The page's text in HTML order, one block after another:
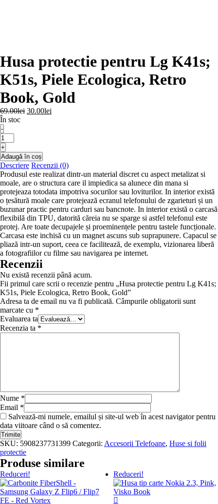
Husa protectie pentru Lg K41s;
K51s, Piele Ecologica, Retro
Book, Gold
69.00lei Prețul
30.00lei
În stoc
-
Cantitate
Husa
protectie
pentru
Lg
K41s;
K51s,
Piele
Ecologica,
Retro
Book,
Gold
+
Adaugă în coș
Descriere Recenzii (0)
Produsul este realizat dintr-un material discret cu aspect metalizat si
moale, are o structura care il impiedica sa alunece din mana si
protejeaza totodata impotriva socurilor sau loviturilor. In interior există
o țesătură moale care protejează ecranul telefonului de zgarieturi și un
buzunar practic pentru carduri sau bancnote. In interior există o carcasă
flexibilă din TPU, datorită căreia nu se sparge si astfel telefonul este
protej. Are toate decupajele și proeminențele pentru tastele funcționale.
Carcasa este inchisă cu un magnet ascuns sub suprapunere. Capacul se
pliază intr-un suport, ceea ce facilitează, de exemplu, vizionarea liberă
a fotografiilor cu filme sau navigarea pe internet.
Recenzii
Nu există recenzii până acum.
Fii primul care scrii o recenzie pentru „Husa protectie pentru Lg K41s;
K51s, Piele Ecologica, Retro Book, Gold”
Adresa ta de email nu va fi publicată. Câmpurile obligatorii sunt
marcate cu *
Evaluarea ta
Recenzia ta *
Nume *
Email *
Salvează-mi numele, emailul și site-ul web în acest navigator pentru
data viitoare când o să comentez.
SKU: 5908237731399 Categorii: Accesorii Telefoane, Huse si folii
protectie
Produse similare
Reduceri! Reduceri!